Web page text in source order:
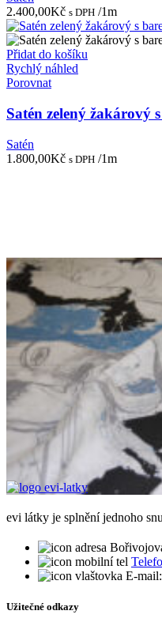
2.400,00Kč s DPH /1m
Přidat do košíku
Rychlý náhled
Porovnat
Satén zelený žakárový
Satén
1.800,00Kč s DPH /1m
evi látky je splnění jednoho
E-
Užitečné odkazy